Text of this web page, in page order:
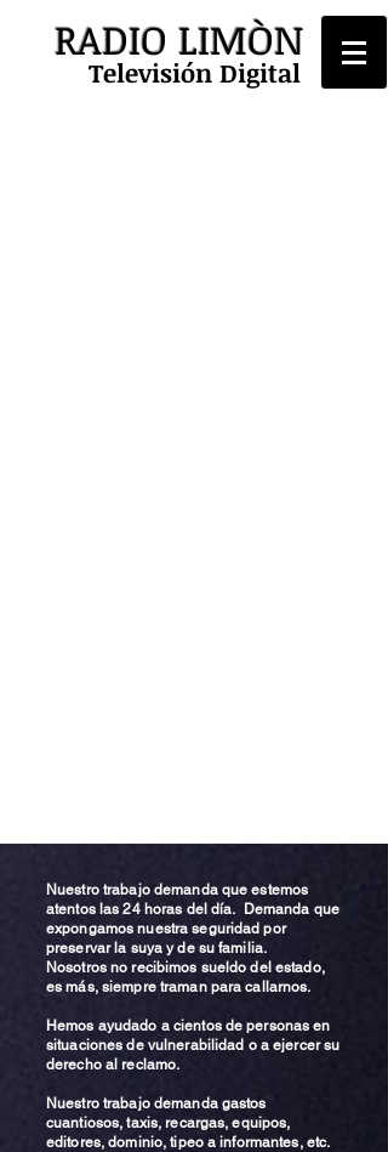
RADIO LIMÒN
Televisión Digital
Nuestro trabajo demanda que estemos
atentos las 24 horas del día. Demanda que
expongamos nuestra seguridad por
preservar la suya y de su familia.
Nosotros no recibimos sueldo del estado,
es más, siempre traman para callarnos.
Hemos ayudado a cientos de personas en
situaciones de vulnerabilidad o a ejercer su
derecho al reclamo.
Nuestro trabajo demanda gastos
cuantiosos, taxis, recargas, equipos,
editores, dominio, tipeo a informantes, etc.